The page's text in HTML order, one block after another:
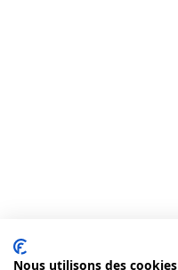
Nous utilisons des cookies